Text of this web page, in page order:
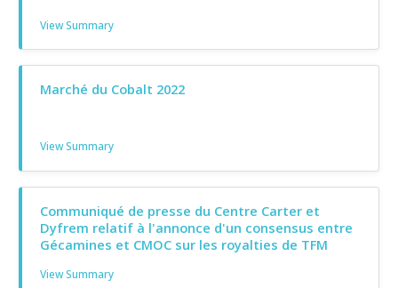
View Summary
Marché du Cobalt 2022
View Summary
Communiqué de presse du Centre Carter et
Dyfrem relatif à l'annonce d'un consensus entre
Gécamines et CMOC sur les royalties de TFM
View Summary